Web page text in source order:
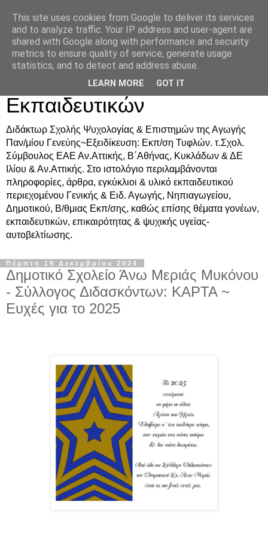
Δρ. Ράνια Χιουρέα-
Συμβουλευτική &
Υποστήριξη Γονέων &
Εκπαιδευτικών
Διδάκτωρ Σχολής Ψυχολογίας & Επιστημών της Αγωγής
Παν/μίου Γενεύης~Εξειδίκευση: Εκπ/ση Τυφλών. τ.Σχολ.
Σύμβουλος ΕΑΕ Αν.Αττικής, Β΄Αθήνας, Κυκλάδων & ΔΕ
Ιλίου & Αν.Αττικής. Στο ιστολόγιο περιλαμβάνονται
πληροφορίες, άρθρα, εγκύκλιοι & υλικό εκπαιδευτικού
περιεχομένου Γενικής & Ειδ. Αγωγής, Νηπιαγωγείου,
Δημοτικού, Β/θμιας Εκπ/σης, καθώς επίσης θέματα γονέων,
εκπαιδευτικών, επικαιρότητας & ψυχικής υγείας-
αυτοβελτίωσης.
Πέμπτη 19 Δεκεμβρίου 2024
Δημοτικό Σχολείο Άνω Μεριάς Μυκόνου
- Σύλλογος Διδασκόντων: ΚΑΡΤΑ ~
Ευχές για το 2025
This site uses cookies from Google to deliver its services
and to analyze traffic. Your IP address and user-agent are
shared with Google along with performance and security
metrics to ensure quality of service, generate usage
statistics, and to detect and address abuse.
LEARN MORE GOT IT